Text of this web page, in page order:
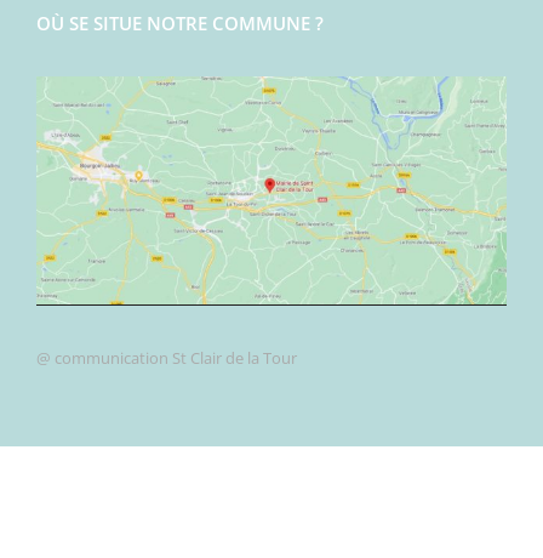
OÙ SE SITUE NOTRE COMMUNE ?
@ communication St Clair de la Tour